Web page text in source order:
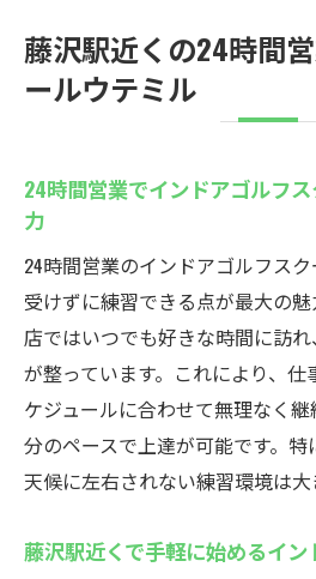
ら安心
無料貸出クラブで身軽
地域最安値のプランで
インドアゴルフスクー
初心者歓迎のインドアゴル
初心者向けインドアゴ
から上達
マンツーマン指導で安
をサポート
女性も安心して通える
藤沢ゴルフ練習場の選
藤沢駅近くの24時間
ールウテミル
24時間営業でインドアゴルフ
力
24時間営業のインドアゴルフス
受けずに練習できる点が最大の
店ではいつでも好きな時間に訪
が整っています。これにより、
ケジュールに合わせて無理なく
分のペースで上達が可能です。特
天候に左右されない練習環境は大
藤沢駅近くで手軽に始めるイ